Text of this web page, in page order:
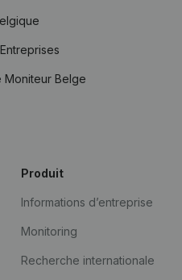
Moniteur Belge
Produit
Informations d’entreprise
Monitoring
Recherche internationale